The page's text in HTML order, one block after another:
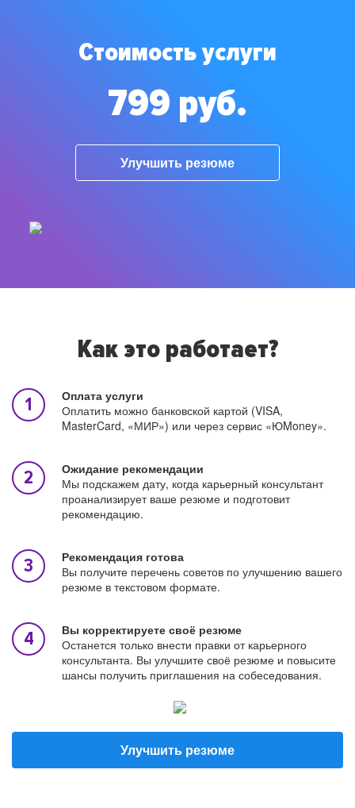
Стоимость услуги
799 руб.
Улучшить резюме
Как это работает?
Оплата услуги
Оплатить можно банковской картой (VISA,
MasterCard, «МИР») или через сервис «ЮMoney».
Ожидание рекомендации
Мы подскажем дату, когда карьерный консультант
проанализирует ваше резюме и подготовит
рекомендацию.
Рекомендация готова
Вы получите перечень советов по улучшению вашего
резюме в текстовом формате.
Вы корректируете своё резюме
Останется только внести правки от карьерного
консультанта. Вы улучшите своё резюме и повысите
шансы получить приглашения на собеседования.
Улучшить резюме